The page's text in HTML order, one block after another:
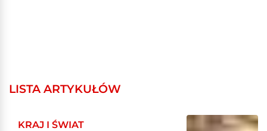
LISTA ARTYKUŁÓW
KRAJ I ŚWIAT